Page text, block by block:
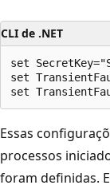
CLI de .NET
set
set
Essas
processos
foram definidas.